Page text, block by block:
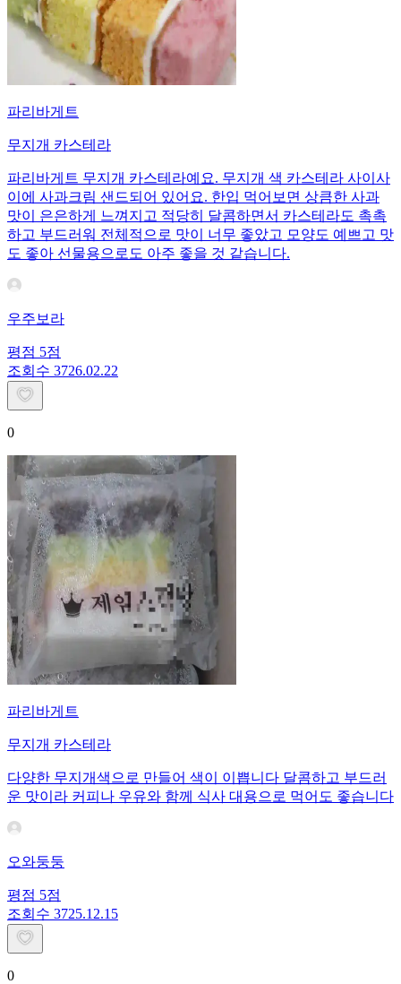
파리바게트
무지개 카스테라
파리바게트 무지개 카스테라예요. 무지개 색 카스테라 사이사
이에 사과크림 샌드되어 있어요. 한입 먹어보면 상큼한 사과
맛이 은은하게 느껴지고 적당히 달콤하면서 카스테라도 촉촉
하고 부드러워 전체적으로 맛이 너무 좋았고 모양도 예쁘고 맛
도 좋아 선물용으로도 아주 좋을 것 같습니다.
우주보라
평점 5점
조회수 3726.02.22
0
파리바게트
무지개 카스테라
다양한 무지개색으로 만들어 색이 이쁩니다 달콤하고 부드러
운 맛이라 커피나 우유와 함께 식사 대용으로 먹어도 좋습니다
오와둥둥
평점 5점
조회수 3725.12.15
0